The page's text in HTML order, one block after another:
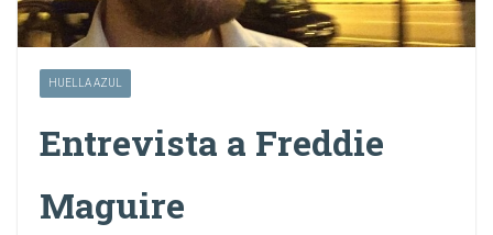
HUELLA AZUL
Entrevista a Freddie
Maguire